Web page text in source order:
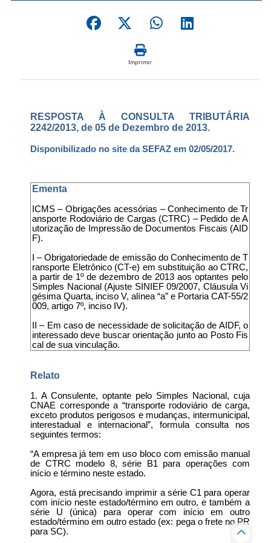
Imprimir
RESPOSTA À CONSULTA TRIBUTÁRIA
2242/2013, de 05 de Dezembro de 2013.
Disponibilizado no site da SEFAZ em 02/05/2017.
Ementa
ICMS – Obrigações acessórias – Conhecimento de Tr
ansporte Rodoviário de Cargas (CTRC) – Pedido de A
utorização de Impressão de Documentos Fiscais (AID
F).
I – Obrigatoriedade de emissão do Conhecimento de T
ransporte Eletrônico (CT-e) em substituição ao CTRC,
a partir de 1º de dezembro de 2013 aos optantes pelo
Simples Nacional (Ajuste SINIEF 09/2007, Cláusula Vi
gésima Quarta, inciso V, alínea “a” e Portaria CAT-55/2
009, artigo 7º, inciso IV).
II – Em caso de necessidade de solicitação de AIDF, o
interessado deve buscar orientação junto ao Posto Fis
cal de sua vinculação.
Relato
1. A Consulente, optante pelo Simples Nacional, cuja
CNAE corresponde a “transporte rodoviário de carga,
exceto produtos perigosos e mudanças, intermunicipal,
interestadual e internacional”, formula consulta nos
seguintes termos:
“A empresa já tem em uso bloco com emissão manual
de CTRC modelo 8, série B1 para operações com
início e término neste estado.
Agora, está precisando imprimir a série C1 para operar
com início neste estado/término em outro, e também a
série U (única) para operar com início em outro
estado/término em outro estado (ex: pega o frete no PR
para SC).